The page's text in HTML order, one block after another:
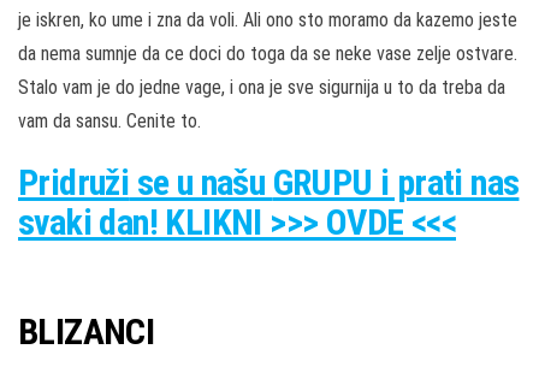
je iskren, ko ume i zna da voli. Ali ono sto moramo da kazemo jeste
da nema sumnje da ce doci do toga da se neke vase zelje ostvare.
Stalo vam je do jedne vage, i ona je sve sigurnija u to da treba da
vam da sansu. Cenite to.
Pridruži se u našu GRUPU i prati nas
svaki dan! KLIKNI >>> OVDE <<<
BLIZANCI